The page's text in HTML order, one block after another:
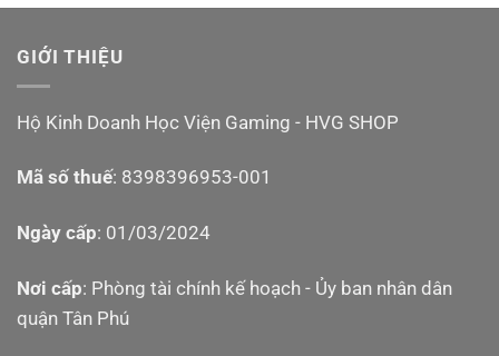
GIỚI THIỆU
Hộ Kinh Doanh Học Viện Gaming - HVG SHOP
Mã số thuế: 8398396953-001
Ngày cấp: 01/03/2024
Nơi cấp: Phòng tài chính kế hoạch - Ủy ban nhân dân
quận Tân Phú